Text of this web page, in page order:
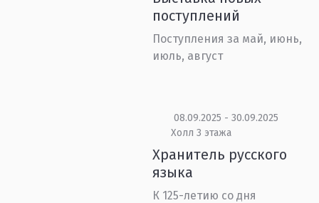
поступлений
Поступления за май, июнь,
июль, август
08.09.2025 - 30.09.2025
Холл 3 этажа
Хранитель русского
языка
К 125-летию со дня